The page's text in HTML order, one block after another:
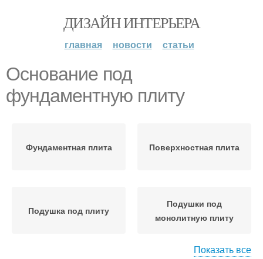
ДИЗАЙН ИНТЕРЬЕРА
главная новости статьи
Основание под
фундаментную плиту
Фундаментная плита Поверхностная плита
Подушка под плиту
Подушки под
монолитную плиту
Показать все